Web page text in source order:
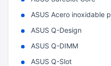
ASUS Acero inoxidable
ASUS Q-Design
ASUS Q-DIMM
ASUS Q-Slot